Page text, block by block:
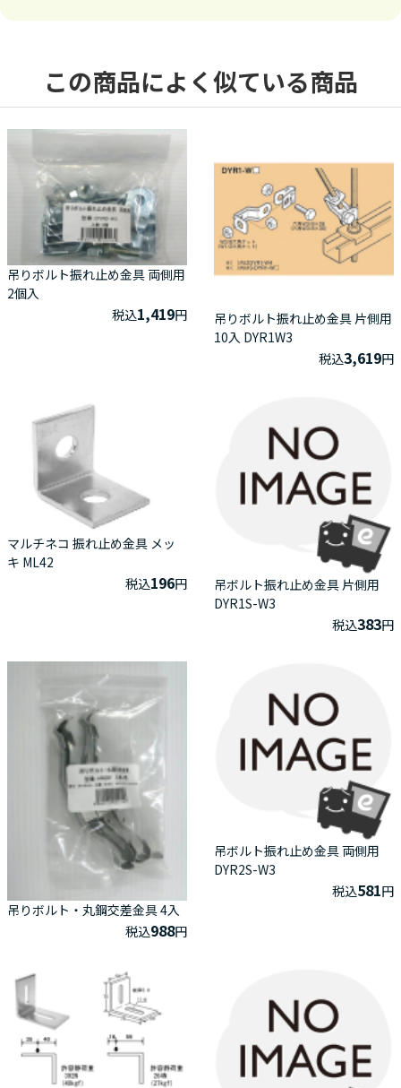
この商品によく似ている商品
吊りボルト振れ止め金具 両側用
2個入
税込1,419円
吊りボルト振れ止め金具 片側用
10入 DYR1W3
税込3,619円
マルチネコ 振れ止め金具 メッ
キ ML42
税込196円
吊ボルト振れ止め金具 片側用
DYR1S-W3
税込383円
吊りボルト・丸鋼交差金具 4入
税込988円
吊ボルト振れ止め金具 両側用
DYR2S-W3
税込581円